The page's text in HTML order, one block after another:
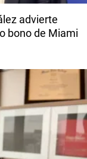
advierte
bono de Miami